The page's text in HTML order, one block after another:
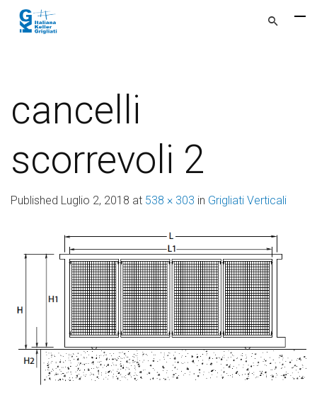
cancelli
scorrevoli 2
Published Luglio 2, 2018 at 538 × 303 in Grigliati Verticali